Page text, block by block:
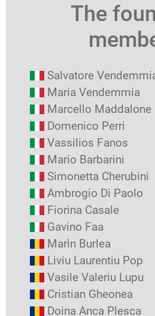
The
Salvatore
Maria Vendemmia
Marcello Maddalone
Domenico Perri
Vassilios Fanos
Mario Barbarini
Simonetta Cherubini
Ambrogio Di Paolo
Fiorina Casale
Gavino Faa
Marìn Burlea
Liviu Laurentiu Pop
Vasile Valeriu Lupu
Cristian Gheonea
Doina Anca Plesca